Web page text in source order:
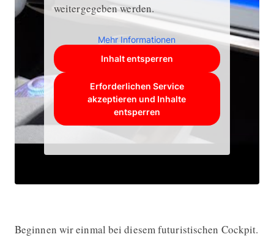
weitergegeben werden.
Mehr Informationen
Inhalt entsperren
Erforderlichen Service
akzeptieren und Inhalte
entsperren
Beginnen wir einmal bei diesem futuristischen Cockpit.